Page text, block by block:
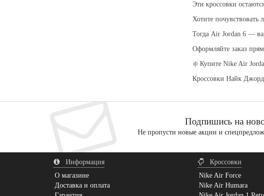
Эти кроссовки
Хотите почувствовать
Тогда Air Jordan 6 —
Оформляйте заказ
❇️ Купите Nike Air
Кроссовки Найк
Подпишись на
Не пропусти новые акции и
Информация
О магазине
Доставка и оплата
Кроссовки
Nike Air Force
Nike Air Humara